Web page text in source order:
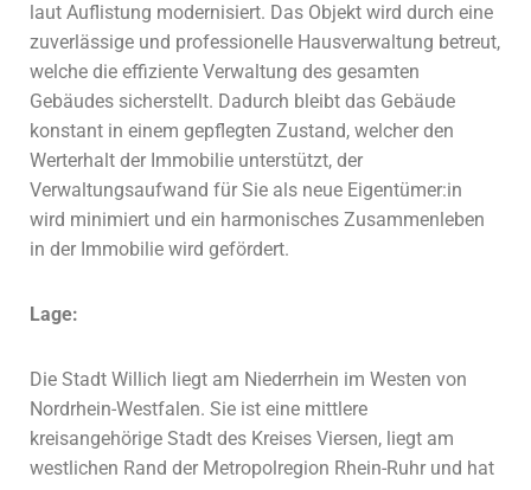
laut Auflistung modernisiert. Das Objekt wird durch eine
zuverlässige und professionelle Hausverwaltung betreut,
welche die effiziente Verwaltung des gesamten
Gebäudes sicherstellt. Dadurch bleibt das Gebäude
konstant in einem gepflegten Zustand, welcher den
Werterhalt der Immobilie unterstützt, der
Verwaltungsaufwand für Sie als neue Eigentümer:in
wird minimiert und ein harmonisches Zusammenleben
in der Immobilie wird gefördert.
Lage:
Die Stadt Willich liegt am Niederrhein im Westen von
Nordrhein-Westfalen. Sie ist eine mittlere
kreisangehörige Stadt des Kreises Viersen, liegt am
westlichen Rand der Metropolregion Rhein-Ruhr und hat